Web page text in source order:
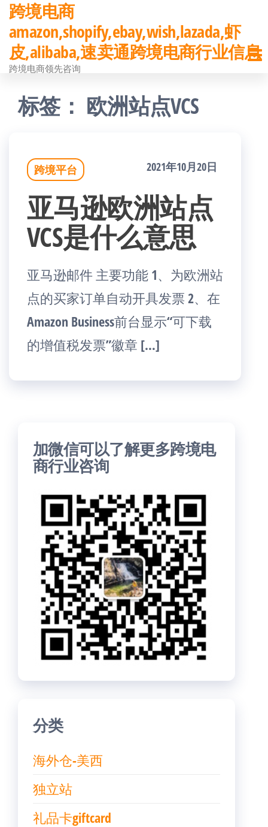
前
往
内
跨境电商
amazon,shopify,ebay,wish,lazada,虾
皮,alibaba,速卖通跨境电商行业信息
跨境电商领先咨询
标签： 欧洲站点VCS
跨境平台 2021年10月20日
亚马逊欧洲站点
VCS是什么意思
亚马逊邮件 主要功能 1、为欧洲站
点的买家订单自动开具发票 2、在
Amazon Business前台显示“可下载
的增值税发票”徽章 […]
加微信可以了解更多跨境电
商行业咨询
分类
海外仓-美西
独立站
礼品卡giftcard